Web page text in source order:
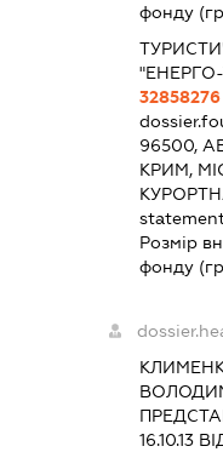
фонду
32858276
96500,
КРИМ,
Розмір
фонду
16.10.13